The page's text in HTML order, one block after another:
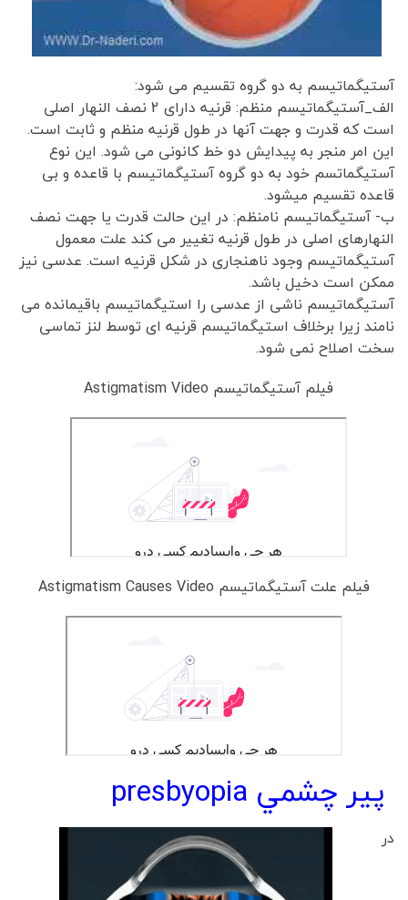
آستیگماتیسم به دو گروه تقسیم می شود:
الف_آستیگماتیسم منظم: قرنیه دارای 2 نصف النهار اصلی
است که قدرت و جهت آنها در طول قرنیه منظم و ثابت است.
این امر منجر به پیدایش دو خط کانونی می شود. این نوع
آستیگماتسم خود به دو گروه آستیگماتیسم با قاعده و بی
قاعده تقسیم میشود.
ب- آستیگماتیسم نامنظم: در این حالت قدرت یا جهت نصف
النهارهای اصلی در طول قرنیه تغییر می کند علت معمول
آستیگماتیسم وجود ناهنجاری در شکل قرنیه است. عدسی نیز
ممکن است دخیل باشد.
آستیگماتیسم ناشی از عدسی را استیگماتیسم باقیمانده می
نامند زیرا برخلاف استیگماتیسم قرنیه ای توسط لنز تماسی
سخت اصلاح نمی شود.
فیلم آستیگماتیسم Astigmatism Video
فیلم علت آستیگماتیسم Astigmatism Causes Video
پير چشمي presbyopia
در